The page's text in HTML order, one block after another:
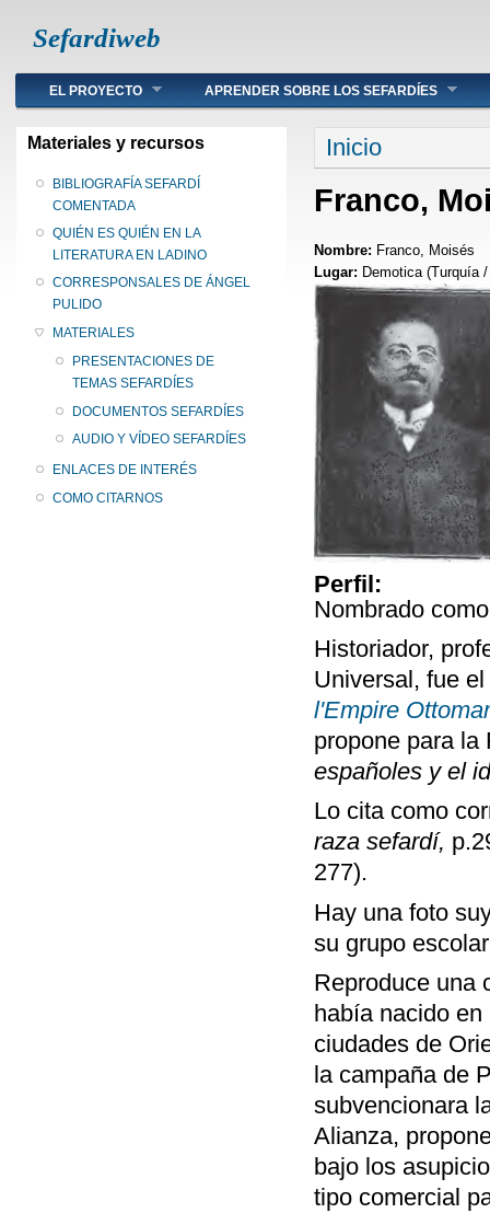
Sefardiweb
Main menu
EL PROYECTO APRENDER SOBRE LOS SEFARDÍES
Materiales y recursos
BIBLIOGRAFÍA SEFARDÍ
COMENTADA
QUIÉN ES QUIÉN EN LA
LITERATURA EN LADINO
CORRESPONSALES DE ÁNGEL
PULIDO
MATERIALES
PRESENTACIONES DE
TEMAS SEFARDÍES
DOCUMENTOS SEFARDÍES
AUDIO Y VÍDEO SEFARDÍES
ENLACES DE INTERÉS
COMO CITARNOS
Se encuentra
Inicio
Franco,
Nombre: Franco, Moisés
Lugar: Demotica (Turquía
Perfil:
Nombrado
Historiador,
Universal, fue
l'Empire
propone para la
españoles y el
Lo cita como
raza sefardí,
277).
Hay una foto
su grupo
Reproduce una
había nacido
ciudades de
la campaña de
subvencionara
Alianza,
bajo los
tipo comercial